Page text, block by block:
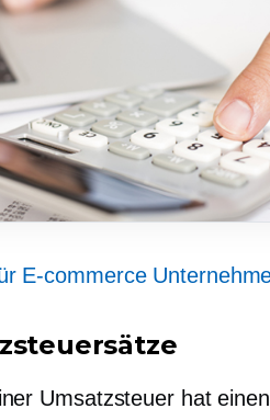
E-commerce
Umsatzsteuer hat